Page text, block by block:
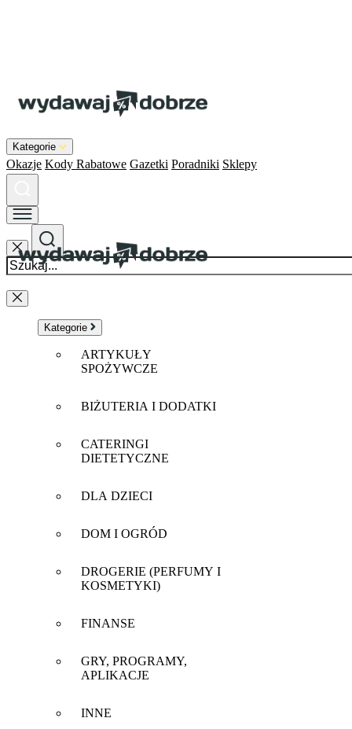
Kategorie
Okazje Kody Rabatowe Gazetki Poradniki Sklepy
Kategorie
ARTYKUŁY
SPOŻYWCZE
BIŻUTERIA I DODATKI
CATERINGI
DIETETYCZNE
DLA DZIECI
DOM I OGRÓD
DROGERIE (PERFUMY I
KOSMETYKI)
FINANSE
GRY, PROGRAMY,
APLIKACJE
INNE